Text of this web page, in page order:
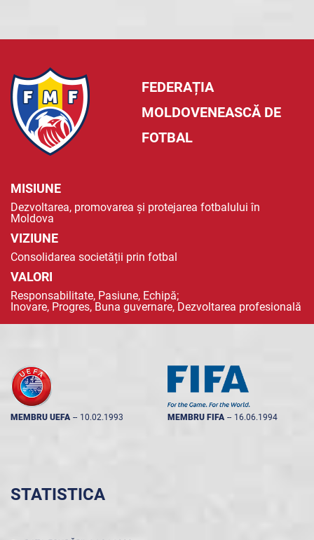
FEDERAȚIA
MOLDOVENEASCĂ DE
FOTBAL
MISIUNE
Dezvoltarea, promovarea și protejarea fotbalului în
Moldova
VIZIUNE
Consolidarea societății prin fotbal
VALORI
Responsabilitate, Pasiune, Echipă;
Inovare, Progres, Buna guvernare, Dezvoltarea profesională
MEMBRU UEFA -- 10.02.1993 MEMBRU FIFA -- 16.06.1994
STATISTICA